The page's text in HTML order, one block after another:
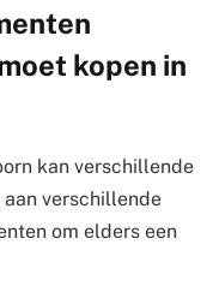
kopen in
kan verschillende
verschillende
om elders een